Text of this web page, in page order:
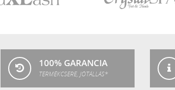
100% GARANCIA
TERMÉKCSERE, JÓTÁLLÁS*